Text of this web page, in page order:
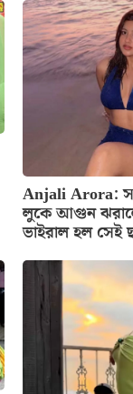
Anjali Arora:
লুকে আগুন
ভাইরাল হল সেই